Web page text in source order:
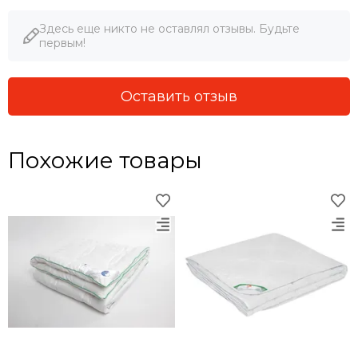
Здесь еще никто не оставлял отзывы. Будьте
первым!
Оставить отзыв
Похожие товары